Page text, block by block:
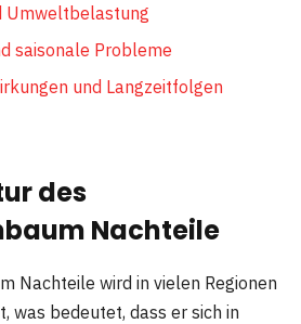
Umweltbelastung
saisonale Probleme
und Langzeitfolgen
des
Nachteile
Nachteile wird in vielen Regionen
was bedeutet, dass er sich in